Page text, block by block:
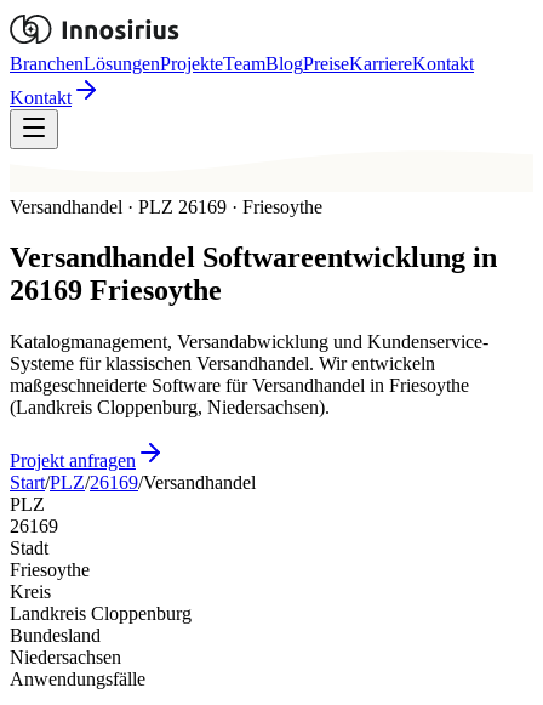
BranchenLösungenProjekteTeamBlogPreiseKarriereKontakt
Kontakt
Versandhandel · PLZ 26169 · Friesoythe
Versandhandel Softwareentwicklung in
26169 Friesoythe
Katalogmanagement, Versandabwicklung und Kundenservice-
Systeme für klassischen Versandhandel. Wir entwickeln
maßgeschneiderte Software für Versandhandel in Friesoythe
(Landkreis Cloppenburg, Niedersachsen).
Projekt anfragen
Start/PLZ/26169/Versandhandel
PLZ
26169
Stadt
Friesoythe
Kreis
Landkreis Cloppenburg
Bundesland
Niedersachsen
Anwendungsfälle